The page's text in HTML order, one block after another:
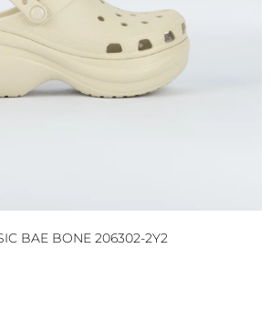
BAE BONE 206302-2Y2